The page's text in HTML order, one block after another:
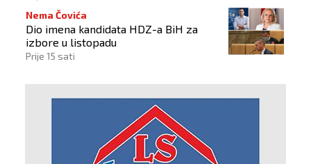
Nema Čovića
Dio imena kandidata HDZ-a BiH za
izbore u listopadu
Prije 15 sati